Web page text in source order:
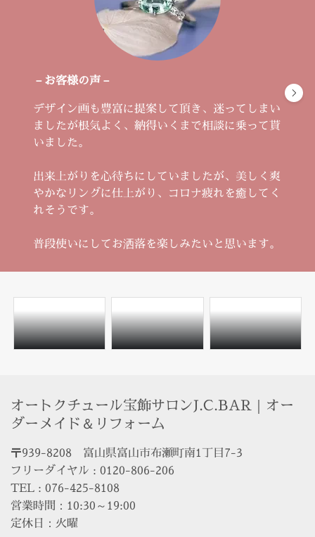
－お客様の声－
デザイン画も豊富に提案して頂き、迷ってしまい
ましたが根気よく、納得いくまで相談に乗って貰
いました。
出来上がりを心待ちにしていましたが、美しく爽
やかなリングに仕上がり、コロナ疲れを癒してく
れそうです。
普段使いにしてお洒落を楽しみたいと思います。
オートクチュール宝飾サロンJ.C.BAR｜オー
ダーメイド＆リフォーム
〒939-8208　富山県富山市布瀬町南1丁目7-3
フリーダイヤル : 0120-806-206
TEL : 076-425-8108
営業時間：10:30～19:00
定休日：火曜